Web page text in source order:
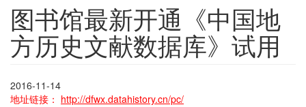
图书馆最新开通《中国地
方历史文献数据库》试用
2016-11-14
地址链接： http://dfwx.datahistory.cn/pc/